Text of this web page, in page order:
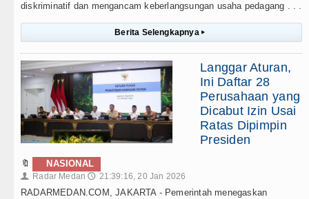
diskriminatif dan mengancam keberlangsungan usaha pedagang . . .
Berita Selengkapnya ▸
Langgar Aturan,
Ini Daftar 28
Perusahaan yang
Dicabut Izin Usai
Ratas Dipimpin
Presiden
🔖 NASIONAL
👤 Radar Medan 🕔 21:39:16, 20 Jan 2026
RADARMEDAN.COM, JAKARTA - Pemerintah menegaskan